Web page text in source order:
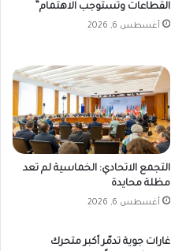
القطاعات وتستوجب الاهتمام”
أغسطس 6, 2026
التجمع الاتحادي: الخماسية لم تعد
مظلة محايدة
أغسطس 6, 2026
غارات جوية تدمّر أكبر متحرك